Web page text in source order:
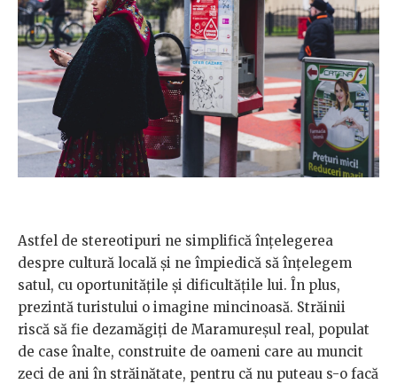
Astfel de stereotipuri ne simplifică înțelegerea
despre cultură locală și ne împiedică să înțelegem
satul, cu oportunitățile și dificultățile lui. În plus,
prezintă turistului o imagine mincinoasă. Străinii
riscă să fie dezamăgiți de Maramureșul real, populat
de case înalte, construite de oameni care au muncit
zeci de ani în străinătate, pentru că nu puteau s-o facă